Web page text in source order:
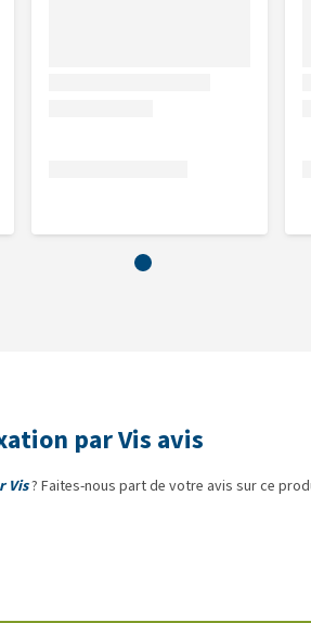
par Vis avis
Vis? Faites-nous part de votre avis sur ce